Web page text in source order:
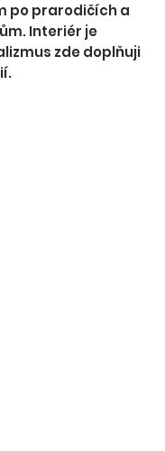
po prarodičích a
Interiér je
zde doplňuji